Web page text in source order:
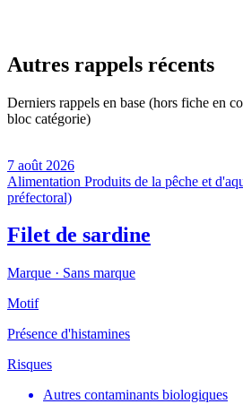
Autres rappels récents
Derniers rappels en base (hors fiche en
bloc catégorie)
7 août 2026
Alimentation Produits de la pêche et
préfectoral)
Filet de sardine
Marque · Sans marque
Motif
Présence d'histamines
Risques
Autres contaminants biologiques